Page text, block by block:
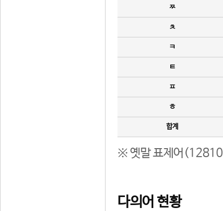
ㅉ
ㅊ
ㅋ
ㅌ
ㅍ
ㅎ
합계
※ 옛말 표제어(12810
다의어 현황